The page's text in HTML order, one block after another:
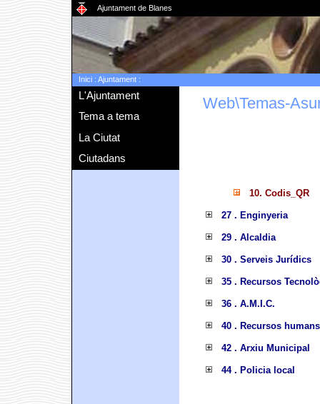
Ajuntament de Blanes
Inici: Ajuntament:
L'Ajuntament
Tema a tema
La Ciutat
Ciutadans
Web\Temas-
10. Codis_QR
27 . Enginyeria
29 . Alcaldia
30 . Serveis Jurídics
35 . Recursos
36 . A.M.I.C.
40 . Recursos humans
42 . Arxiu Municipal
44 . Policia local